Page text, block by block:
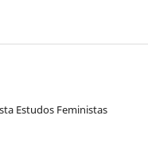
Estudos Feministas